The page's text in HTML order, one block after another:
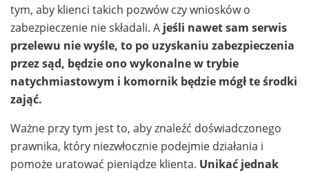
tym, aby klienci takich pozwów czy wniosków o
zabezpieczenie nie składali. A jeśli nawet sam serwis
przelewu nie wyśle, to po uzyskaniu zabezpieczenia
przez sąd, będzie ono wykonalne w trybie
natychmiastowym i komornik będzie mógł te środki
zająć.
Ważne przy tym jest to, aby znaleźć doświadczonego
prawnika, który niezwłocznie podejmie działania i
pomoże uratować pieniądze klienta. Unikać jednak